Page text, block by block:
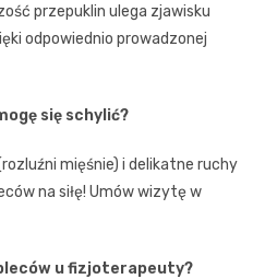
przepuklin ulega zjawisku
odpowiednio prowadzonej
się schylić?
mięśnie) i delikatne ruchy
na siłę! Umów wizytę w
u fizjoterapeuty?